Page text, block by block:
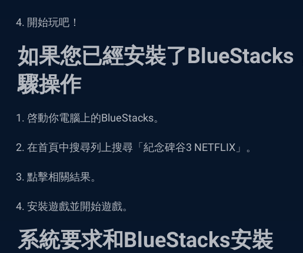
開始玩吧！
如果您已經安裝了BlueStacks
驟操作
啓動你電腦上的BlueStacks。
在首頁中搜尋列上搜尋「 紀念碑谷3 NETFLIX 」。
點擊相關結果。
安裝遊戲並開始遊戲。
系統要求和BlueStacks安裝